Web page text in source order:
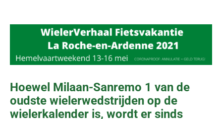
Hoewel Milaan-Sanremo 1 van de
oudste wielerwedstrijden op de
wielerkalender is, wordt er sinds